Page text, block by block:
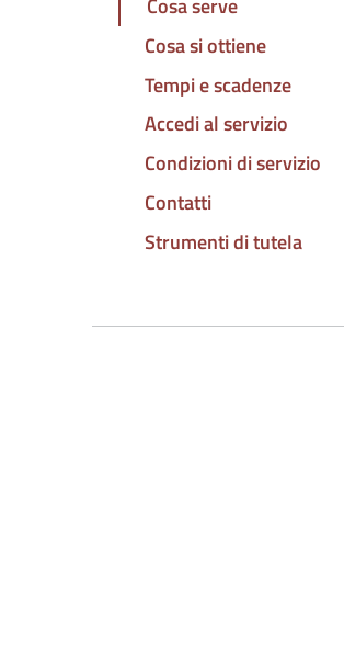
Cosa serve
Cosa si ottiene
Tempi e scadenze
Accedi al servizio
Condizioni di servizio
Contatti
Strumenti di tutela